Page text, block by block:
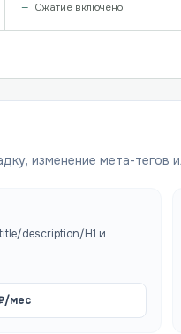
Сжатие включено
изменение мета-тегов
description/H1 и
мес